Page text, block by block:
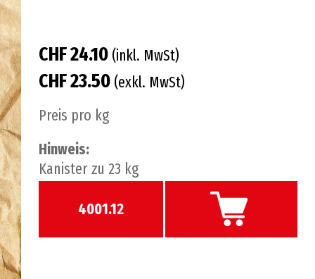
CHF 24.10 (inkl. MwSt)
CHF 23.50 (exkl. MwSt)
Preis pro kg
Hinweis:
Kanister zu 23 kg
4001.12